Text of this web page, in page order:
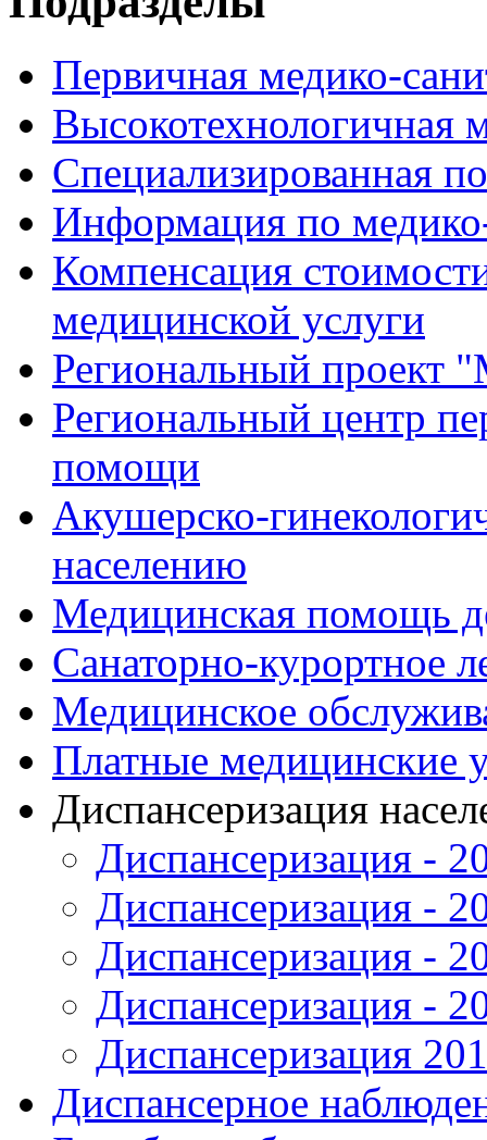
Первичная медико-
Высокотехнологичная
Специализированная
Информация по
Компенсация
медицинской услуги
Региональный проект
Региональный центр
помощи
Акушерско-
населению
Медицинская помощь
Санаторно-курортное
Медицинское
Платные медицинские
Диспансеризация
Диспансеризация -
Диспансеризация -
Диспансеризация -
Диспансеризация -
Диспансеризация
Диспансерное